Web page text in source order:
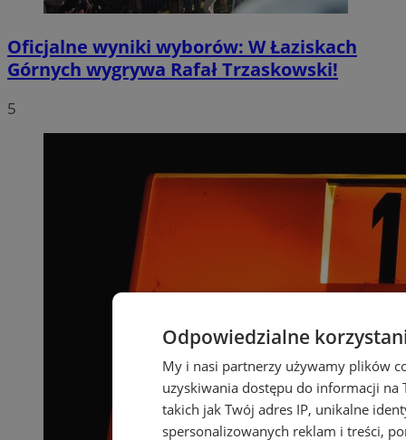
Oficjalne wyniki wyborów: W Łaziskach
Górnych wygrywa Rafał Trzaskowski!
5
Odpowiedzialne
My i nasi partnerzy używamy plików
uzyskiwania dostępu do informacji
takich jak Twój adres IP, unikalne
spersonalizowanych reklam i treści,